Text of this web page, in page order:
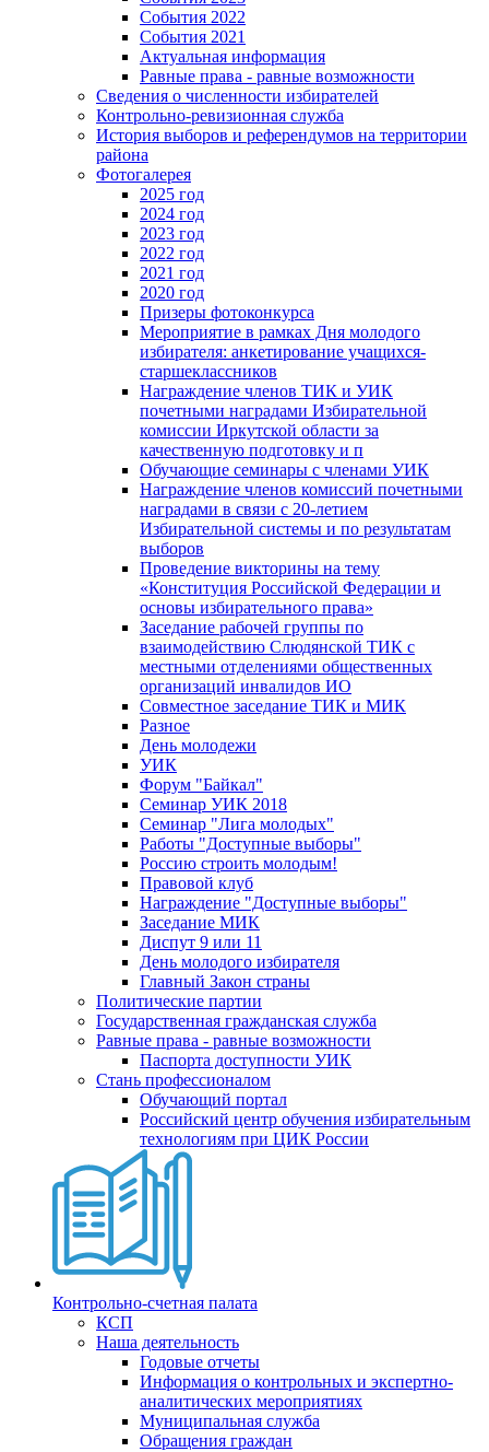
События 2022
События 2021
Актуальная информация
Равные права - равные возможности
Сведения о численности избирателей
Контрольно-ревизионная служба
История выборов и референдумов на территории
района
Фотогалерея
2025 год
2024 год
2023 год
2022 год
2021 год
2020 год
Призеры фотоконкурса
Мероприятие в рамках Дня молодого
избирателя: анкетирование учащихся-
старшеклассников
Награждение членов ТИК и УИК
почетными наградами Избирательной
комиссии Иркутской области за
качественную подготовку и п
Обучающие семинары с членами УИК
Награждение членов комиссий почетными
наградами в связи с 20-летием
Избирательной системы и по результатам
выборов
Проведение викторины на тему
«Конституция Российской Федерации и
основы избирательного права»
Заседание рабочей группы по
взаимодействию Слюдянской ТИК с
местными отделениями общественных
организаций инвалидов ИО
Совместное заседание ТИК и МИК
Разное
День молодежи
УИК
Форум "Байкал"
Семинар УИК 2018
Семинар "Лига молодых"
Работы "Доступные выборы"
Россию строить молодым!
Правовой клуб
Награждение "Доступные выборы"
Заседание МИК
Диспут 9 или 11
День молодого избирателя
Главный Закон страны
Политические партии
Государственная гражданская служба
Равные права - равные возможности
Паспорта доступности УИК
Стань профессионалом
Обучающий портал
Российский центр обучения избирательным
технологиям при ЦИК России
Контрольно-счетная палата
КСП
Наша деятельность
Годовые отчеты
Информация о контрольных и экспертно-
аналитических мероприятиях
Муниципальная служба
Обращения граждан